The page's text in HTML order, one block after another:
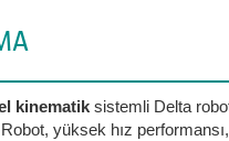
kinematik sistemli Delta
yüksek hız